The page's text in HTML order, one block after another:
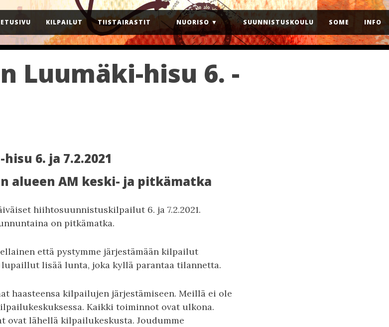
ETUSIVU KILPAILUT TIISTAIRASTIT NUORISO SUUNNISTUSKOULU SOME INFO
Luumäki-hisu 6. -
6. ja 7.2.2021
alueen AM keski- ja pitkämatka
hiihtosuunnistuskilpailut 6. ja 7.2.2021.
on pitkämatka.
että pystymme järjestämään kilpailut
lisää lunta, joka kyllä parantaa tilannetta.
haasteensa kilpailujen järjestämiseen. Meillä ei ole
Kaikki toiminnot ovat ulkona.
ovat lähellä kilpailukeskusta. Joudumme